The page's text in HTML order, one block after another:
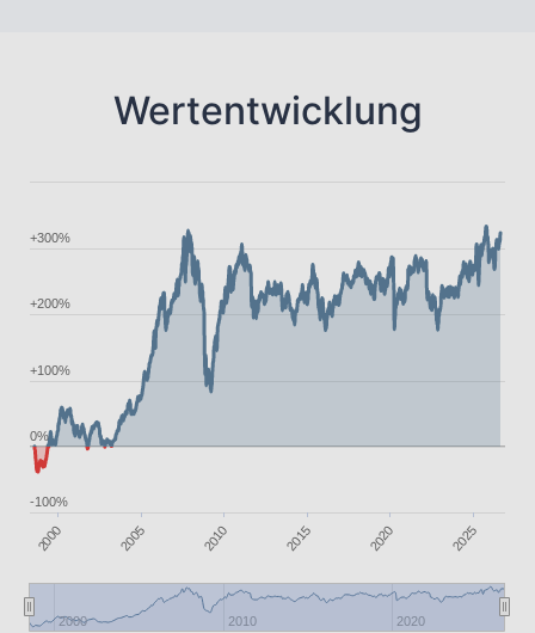
Wertentwicklung
2000 2005 2010 2015 2020 2025
2000 2010 2020
-100%
0%
+100%
+200%
+300%